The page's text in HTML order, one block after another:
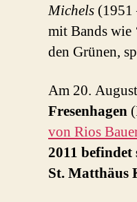
Michels (1951
mit Bands wie
den Grünen,
Am 20.
Fresenhagen
von Rios
2011
St. Matthäus